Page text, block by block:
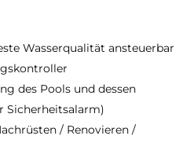
Wasserqualität ansteuerbar
des Pools und dessen
Sicherheitsalarm)
/ Renovieren /